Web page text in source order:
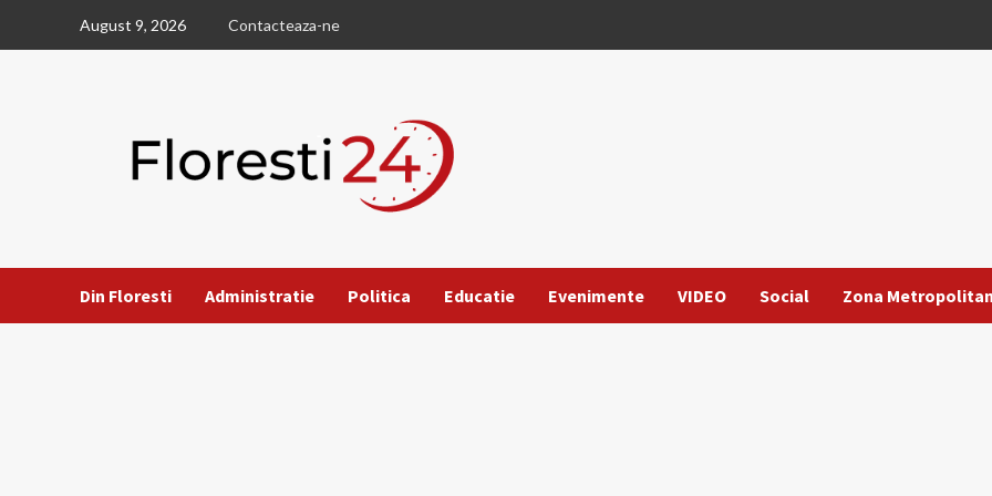
August 9, 2026 Contacteaza-ne
Din Floresti Administratie Politica Educatie Evenimente VIDEO Social Zona